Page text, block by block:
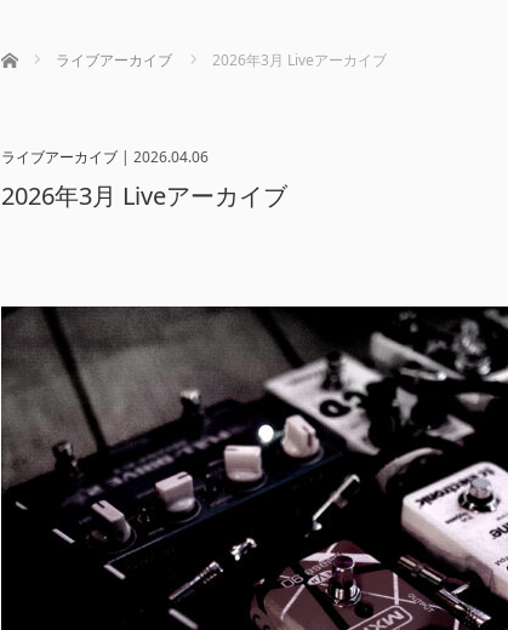
ホーム ライブアーカイブ 2026年3月 Liveアーカイブ
ライブアーカイブ| 2026.04.06
2026年3月 Liveアーカイブ